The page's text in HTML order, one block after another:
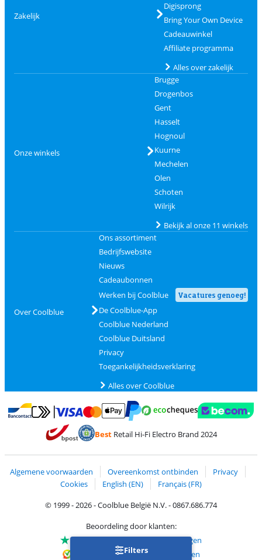
Filters
Zakelijk
Digisprong
Bring Your Own Device
Cadeauwinkel
Affiliate programma
Alles over zakelijk
Onze winkels
Brugge
Drogenbos
Gent
Hasselt
Hognoul
Kuurne
Mechelen
Olen
Schoten
Wilrijk
Bekijk al onze 11 winkels
Over Coolblue
Ons assortiment
Bedrijfswebsite
Nieuws
Cadeaubonnen
Werken bij Coolblue
Vacatures genoeg!
De Coolblue-App
Coolblue Nederland
Coolblue Duitsland
Privacy
Toegankelijkheidsverklaring
Alles over Coolblue
Betalen met Bancontact
Betalen met MasterCard en Visa via ClickToPay
Betalen met PayPal
BestRetail Hi-Fi Electro Brand 2024
Algemene voorwaarden Overeenkomst ontbinden
Privacy
Cookies
English (EN)
Français (FR)
© 1999 - 2026 - Coolblue België N.V. - 0867.686.774
Beoordeling door klanten:
Trustpilot 4/5-75.155 beoordelingen
Kiyoh 9.1/10-68.721 beoordelingen